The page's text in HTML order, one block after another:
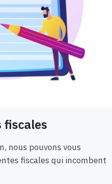
fiscales
nous pouvons vous
fiscales qui incombent